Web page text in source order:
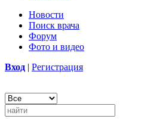
Новости
Поиск врача
Форум
Фото и видео
Вход | Регистрация